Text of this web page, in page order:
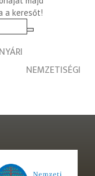
a keresőt!
NYÁRI
NEMZETISÉGI